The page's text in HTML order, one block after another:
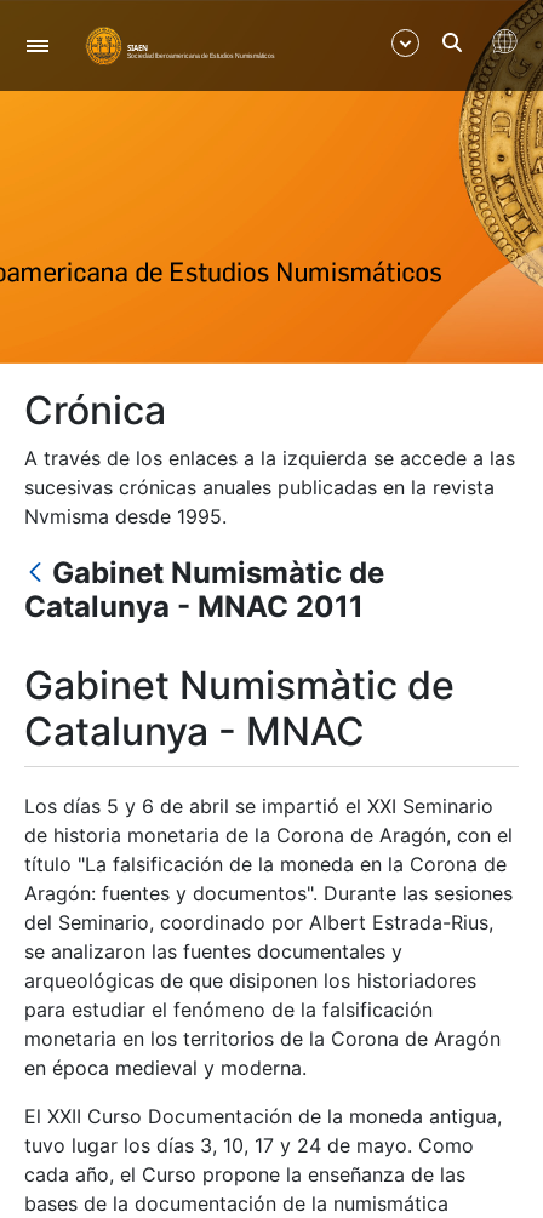
Navegación
Mostrar/Ocultar
Mostrar/Ocultar
Mostrar/Ocultar
Crónica
A través de los enlaces a la izquierda se accede a las
sucesivas crónicas anuales publicadas en la revista
Nvmisma desde 1995.
Gabinet Numismàtic de
Catalunya - MNAC 2011
Gabinet Numismàtic de
Catalunya - MNAC
Los días 5 y 6 de abril se impartió el XXI Seminario
de historia monetaria de la Corona de Aragón, con el
título "La falsificación de la moneda en la Corona de
Aragón: fuentes y documentos". Durante las sesiones
del Seminario, coordinado por Albert Estrada-Rius,
se analizaron las fuentes documentales y
arqueológicas de que disiponen los historiadores
para estudiar el fenómeno de la falsificación
monetaria en los territorios de la Corona de Aragón
en época medieval y moderna.
El XXII Curso Documentación de la moneda antigua,
tuvo lugar los días 3, 10, 17 y 24 de mayo. Como
cada año, el Curso propone la enseñanza de las
bases de la documentación de la numismática